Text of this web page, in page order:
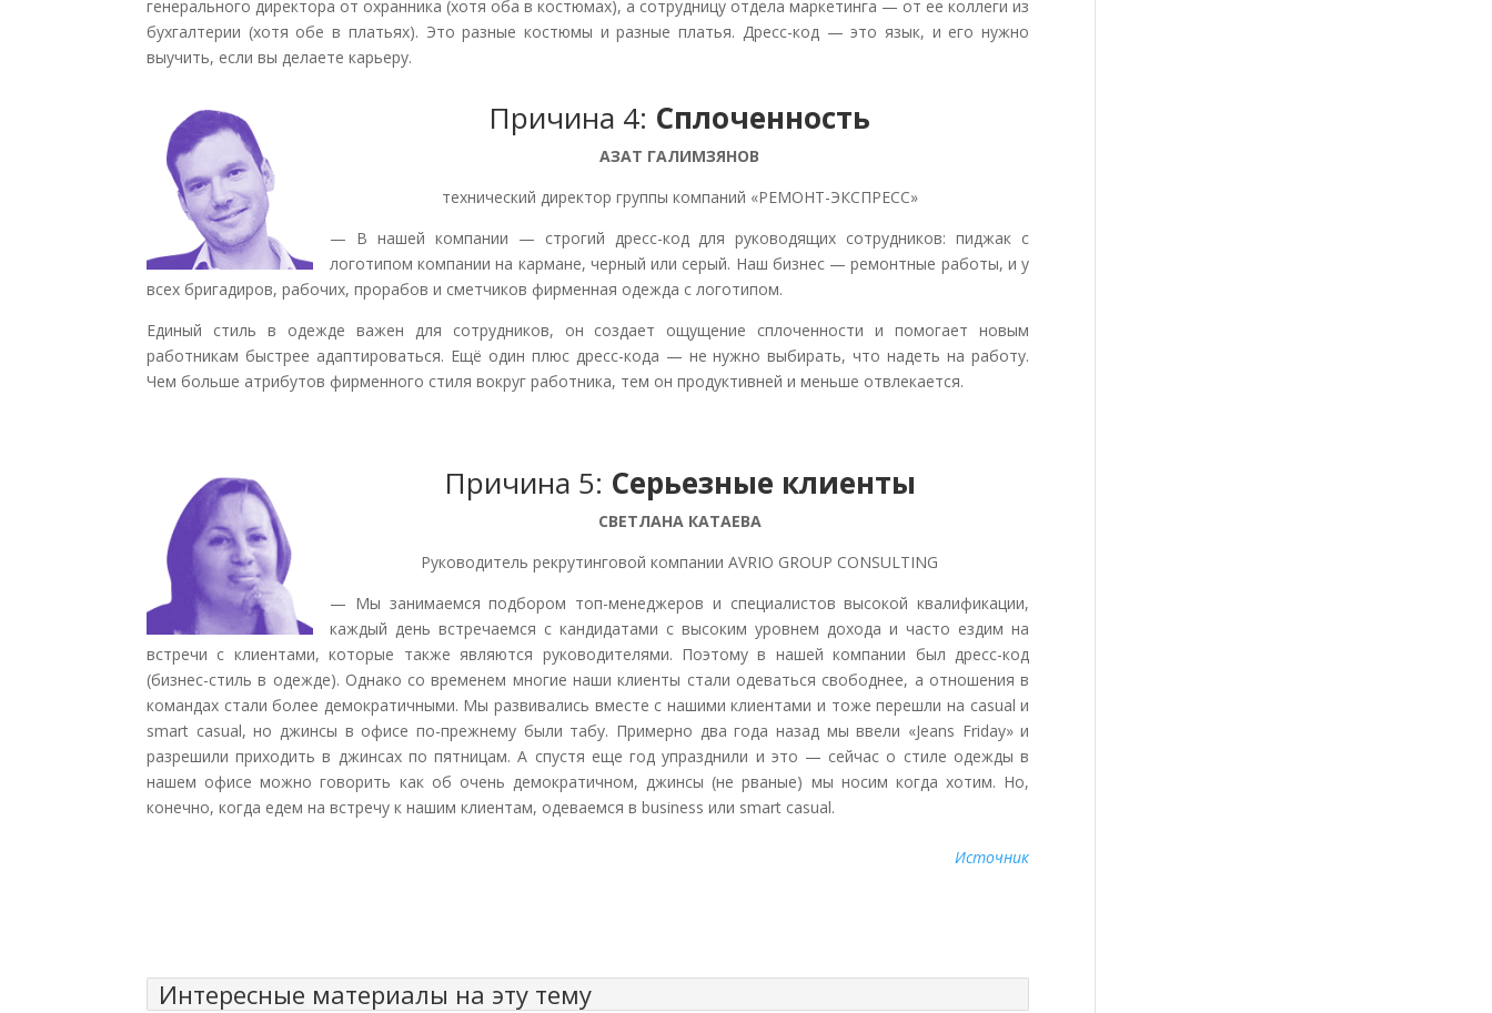
генерального директора от охранника (хотя оба в костюмах), а сотрудницу отдела маркетинга — от ее коллеги из
бухгалтерии (хотя обе в платьях). Это разные костюмы и разные платья. Дресс-код — это язык, и его нужно
выучить, если вы делаете карьеру.
Причина 4: Сплоченность
АЗАТ ГАЛИМЗЯНОВ
технический директор группы компаний «РЕМОНТ-ЭКСПРЕСС»
— В нашей компании — строгий дресс-код для руководящих сотрудников: пиджак с
логотипом компании на кармане, черный или серый. Наш бизнес — ремонтные работы, и у
всех бригадиров, рабочих, прорабов и сметчиков фирменная одежда с логотипом.
Единый стиль в одежде важен для сотрудников, он создает ощущение сплоченности и помогает новым
работникам быстрее адаптироваться. Ещё один плюс дресс-кода — не нужно выбирать, что надеть на работу.
Чем больше атрибутов фирменного стиля вокруг работника, тем он продуктивней и меньше отвлекается.
Причина 5: Серьезные клиенты
СВЕТЛАНА КАТАЕВА
Руководитель рекрутинговой компании AVRIO GROUP CONSULTING
— Мы занимаемся подбором топ-менеджеров и специалистов высокой квалификации,
каждый день встречаемся с кандидатами с высоким уровнем дохода и часто ездим на
встречи с клиентами, которые также являются руководителями. Поэтому в нашей компании был дресс-код
(бизнес-стиль в одежде). Однако со временем многие наши клиенты стали одеваться свободнее, а отношения в
командах стали более демократичными. Мы развивались вместе с нашими клиентами и тоже перешли на casual и
smart casual, но джинсы в офисе по-прежнему были табу. Примерно два года назад мы ввели «Jeans Friday» и
разрешили приходить в джинсах по пятницам. А спустя еще год упразднили и это — сейчас о стиле одежды в
нашем офисе можно говорить как об очень демократичном, джинсы (не рваные) мы носим когда хотим. Но,
конечно, когда едем на встречу к нашим клиентам, одеваемся в business или smart casual.
Источник
Интересные материалы на эту тему